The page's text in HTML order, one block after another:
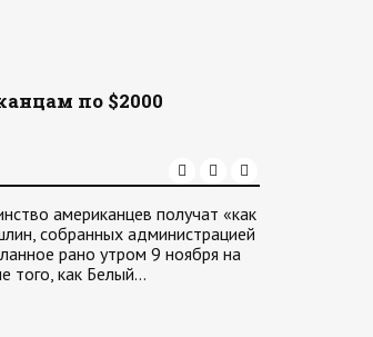
по $2000
американцев получат «как
собранных администрацией
рано утром 9 ноября на
того, как Белый…